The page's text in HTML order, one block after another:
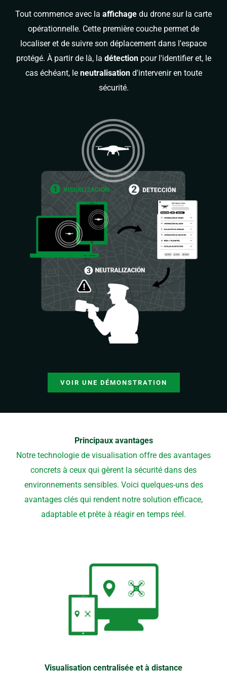
Tout commence avec la affichage du drone sur la carte
opérationnelle. Cette première couche permet de
localiser et de suivre son déplacement dans l'espace
protégé. À partir de là, la détection pour l'identifier et, le
cas échéant, le neutralisation d'intervenir en toute
sécurité.
VOIR UNE DÉMONSTRATION
Principaux avantages
Notre technologie de visualisation offre des avantages
concrets à ceux qui gèrent la sécurité dans des
environnements sensibles. Voici quelques-uns des
avantages clés qui rendent notre solution efficace,
adaptable et prête à réagir en temps réel.
Visualisation centralisée et à distance